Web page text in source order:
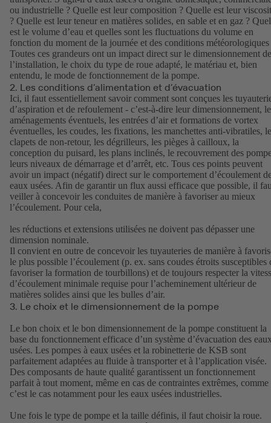
ou industrielle ? Quelle est leur composition ? Quelle est leur
? Quelle est leur teneur en matières solides, en sable et en gaz ? Quel
est le volume d’eau et quelles sont les fluctuations du volume en
fonction du moment de la journée et des conditions météorologiques
Toutes ces grandeurs ont un impact direct sur le dimensionnement de
l’installation, le choix du type de roue adapté, le matériau et, bien
entendu, le mode de fonctionnement de la pompe.
2. Les conditions d’alimentation et d’évacuation
Ici, il faut essentiellement savoir comment sont conçues les
d’aspiration et de refoulement - c’est-à-dire leur dimensionnement,
aménagements éventuels, les entrées d’air et formations de vortex
éventuelles, les coudes, les fixations, les manchettes anti-vibratiles,
clapets de non-retour, les dégrilleurs, les pièges à cailloux, la
conception du puisard, les plans inclinés, le recouvrement des
leurs niveaux de démarrage et d’arrêt, etc. Tous ces points peuvent
avoir un impact (négatif) direct sur le comportement d’écoulement
eaux usées. Afin de garantir un flux aussi efficace que possible, il
veiller à concevoir les conduites de manière à favoriser au mieux
l’écoulement. Pour cela,
les réductions et extensions utilisées ne doivent pas dépasser une
dimension nominale.
Il convient en outre de concevoir les tuyauteries de manière à
le plus possible l’écoulement (p. ex. sans coudes étroits susceptibles
favoriser la formation de tourbillons) et de toujours respecter la
d’écoulement minimale requise pour l’acheminement ultérieur de
matières solides ainsi que les bulles d’air.
3. Le choix et le dimensionnement de la pompe
Le bon choix et le bon dimensionnement de la pompe constituent la
base du fonctionnement efficace d’un système d’évacuation des
usées. Les pompes à eaux usées et la robinetterie de KSB sont
parfaitement adaptées au fluide à transporter et à l’application visée.
Des composants de haute qualité garantissent un fonctionnement
parfait à tout moment, même en cas de contraintes extrêmes, comme
c’est le cas notamment pour les eaux usées industrielles.
Une fois le type de pompe et la taille définis, il faut choisir la roue.